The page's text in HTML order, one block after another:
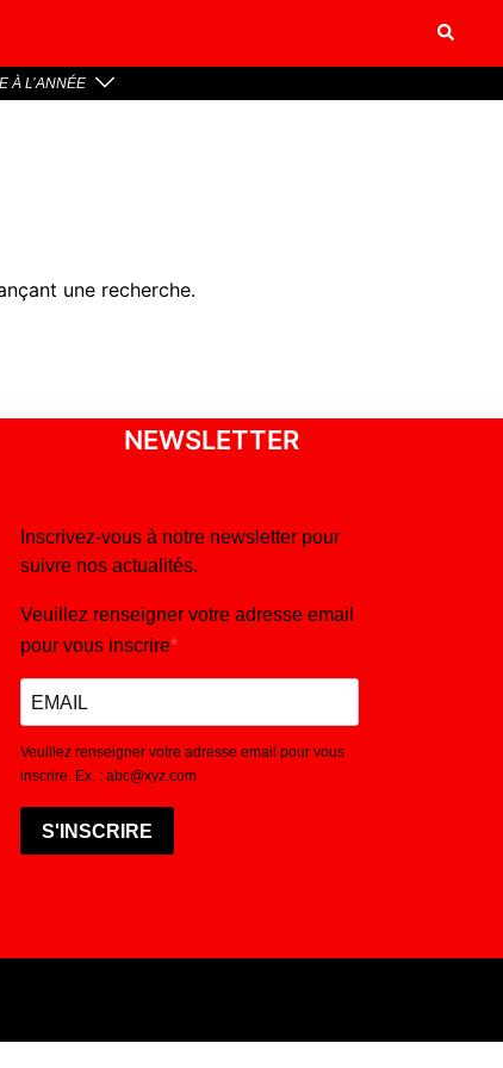
À L’ANNÉE
une recherche.
NEWSLETTER
Inscrivez-vous à notre newsletter pour
suivre nos actualités.
Veuillez renseigner votre adresse email
pour vous inscrire
Veuillez renseigner votre adresse email pour vous
inscrire. Ex. : abc@xyz.com
S'INSCRIRE